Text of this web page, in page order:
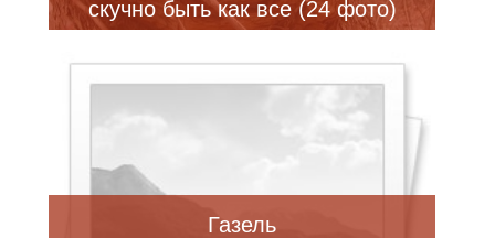
скучно быть как все (24 фото)
Газель